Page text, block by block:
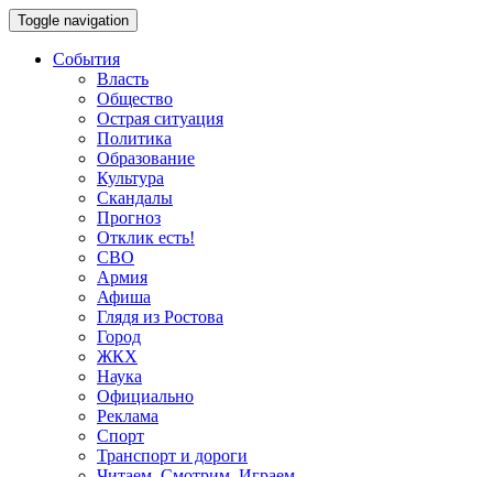
Toggle navigation
События
Власть
Общество
Острая ситуация
Политика
Образование
Культура
Скандалы
Прогноз
Отклик есть!
СВО
Армия
Афиша
Глядя из Ростова
Город
ЖКХ
Наука
Официально
Реклама
Спорт
Транспорт и дороги